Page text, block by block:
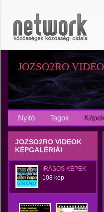
JOZSO2RO
Nyitó Tagok Képek
JOZSO2RO VIDEOK
KÉPGALÉRIÁI
ÍRÁSOS KÉPEK
108 kép